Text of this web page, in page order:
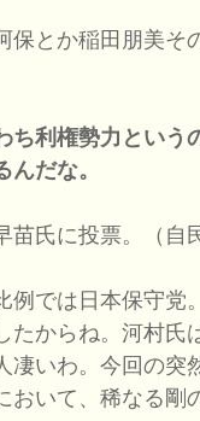
とか稲田朋美そ
ち利権勢力という
だな。
氏に投票。（自
では日本保守党
たからね。河村
凄いわ。今回の突
おいて、稀なる剛